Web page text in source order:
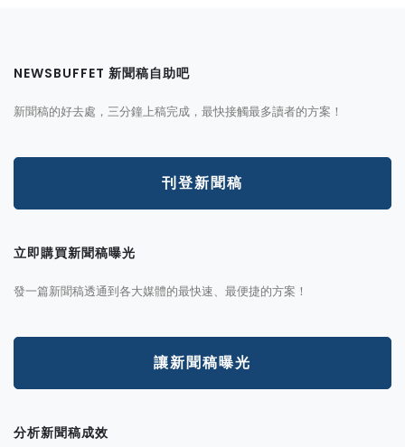
NEWSBUFFET 新聞稿自助吧
新聞稿的好去處，三分鐘上稿完成，最快接觸最多讀者的方案！
刊登新聞稿
立即購買新聞稿曝光
發一篇新聞稿透通到各大媒體的最快速、最便捷的方案！
讓新聞稿曝光
分析新聞稿成效